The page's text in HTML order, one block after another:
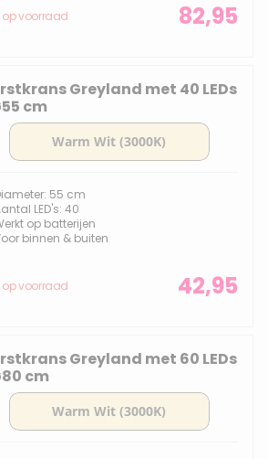
op voorraad 82,95
Greyland met 40 LEDs
cm
55 cm
LED's: 40
op batterijen
binnen & buiten
op voorraad 42,95
Greyland met 60 LEDs
cm